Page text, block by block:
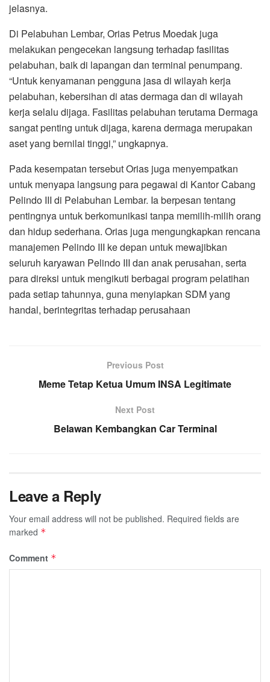
jelasnya.
Di Pelabuhan Lembar, Orias Petrus Moedak juga
melakukan pengecekan langsung terhadap fasilitas
pelabuhan, baik di lapangan dan terminal penumpang.
“Untuk kenyamanan pengguna jasa di wilayah kerja
pelabuhan, kebersihan di atas dermaga dan di wilayah
kerja selalu dijaga. Fasilitas pelabuhan terutama Dermaga
sangat penting untuk dijaga, karena dermaga merupakan
aset yang bernilai tinggi,” ungkapnya.
Pada kesempatan tersebut Orias juga menyempatkan
untuk menyapa langsung para pegawai di Kantor Cabang
Pelindo III di Pelabuhan Lembar. Ia berpesan tentang
pentingnya untuk berkomunikasi tanpa memilih-milih orang
dan hidup sederhana. Orias juga mengungkapkan rencana
manajemen Pelindo III ke depan untuk mewajibkan
seluruh karyawan Pelindo III dan anak perusahan, serta
para direksi untuk mengikuti berbagai program pelatihan
pada setiap tahunnya, guna menyiapkan SDM yang
handal, berintegritas terhadap perusahaan
Previous Post
Meme Tetap Ketua Umum INSA Legitimate
Next Post
Belawan Kembangkan Car Terminal
Leave a Reply
Your email address will not be published. Required fields are
marked *
Comment *